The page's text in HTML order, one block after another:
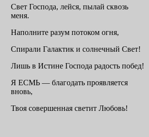
Свет Господа, лейся, пылай сквозь
меня.
Наполните разум потоком огня,
Спирали Галактик и солнечный Свет!
Лишь в Истине Господа радость побед!
Я ЕСМЬ — благодать проявляется
вновь,
Твоя совершенная светит Любовь!